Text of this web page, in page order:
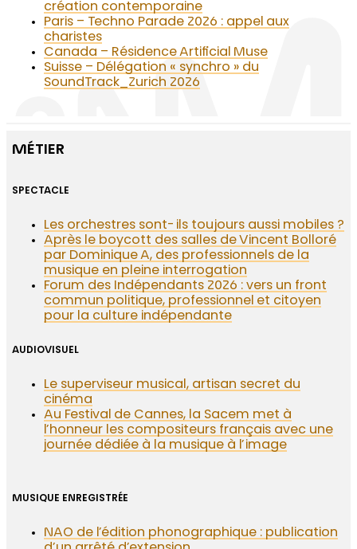
création contemporaine
Paris – Techno Parade 2026 : appel aux
charistes
Canada – Résidence Artificial Muse
Suisse – Délégation « synchro » du
SoundTrack_Zurich 2026
MÉTIER
SPECTACLE
Les orchestres sont-ils toujours aussi mobiles ?
Après le boycott des salles de Vincent Bolloré
par Dominique A, des professionnels de la
musique en pleine interrogation
Forum des Indépendants 2026 : vers un front
commun politique, professionnel et citoyen
pour la culture indépendante
AUDIOVISUEL
Le superviseur musical, artisan secret du
cinéma
Au Festival de Cannes, la Sacem met à
l’honneur les compositeurs français avec une
journée dédiée à la musique à l’image
MUSIQUE ENREGISTRÉE
NAO de l’édition phonographique : publication